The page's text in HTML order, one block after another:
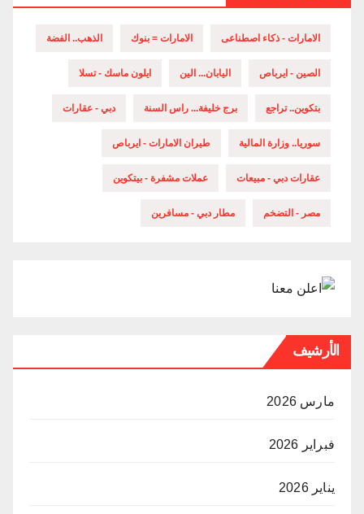
الامارات - ذكاء اصطناعى الامارات = بنوك الذهب.. الفضة
الصين - ايرباص اليابان... الين ايلون ماسك - تسلا
بتكوين.. تراجع برج خليفة... راس السنة دبي - عقارات
سوريا.. وزارة المالية طيران الامارات - ايرباص
عقارات دبي - مبيعات عملات مشفرة - بيتكوين
مصر - التضخم مطار دبي - مسافرين
الأرشيف
مارس 2026
فبراير 2026
يناير 2026